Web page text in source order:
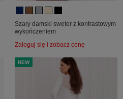
Szary damski sweter z kontrastowym
wykończeniem
Zaloguj się i zobacz cenę
NEW